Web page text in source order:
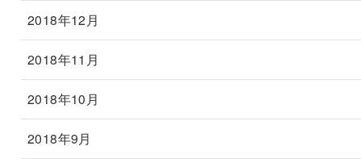
2018年12月
2018年11月
2018年10月
2018年9月